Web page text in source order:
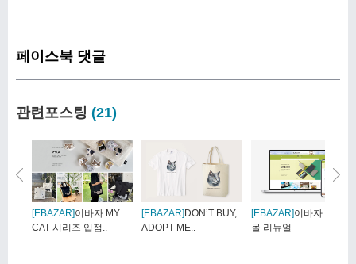
페이스북 댓글
관련포스팅 (21)
[EBAZAR]이바자 MY
CAT 시리즈 입점..
[EBAZAR] DON’T BUY,
ADOPT ME..
[EBAZAR]이바자 쇼핑
몰 리뉴얼